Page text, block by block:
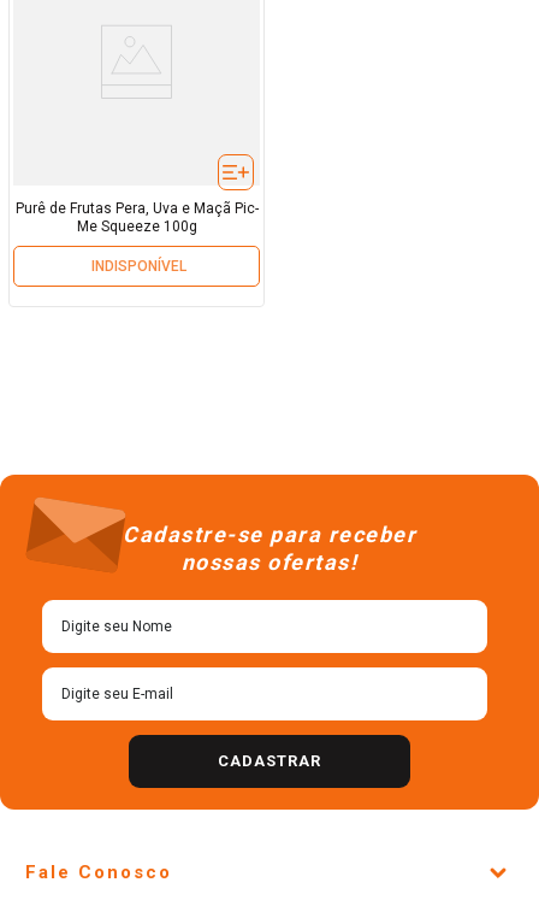
Purê de Frutas Pera, Uva e Maçã Pic-
Me Squeeze 100g
INDISPONÍVEL
Cadastre-se para receber
nossas ofertas!
CADASTRAR
Fale Conosco